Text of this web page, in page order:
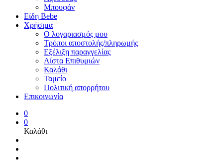
Μπουφάν
Είδη Bebe
Χρήσιμα
Ο λογαριασμός μου
Τρόποι αποστολής/πληρωμής
Εξέλιξη παραγγελίας
Λίστα Επιθυμιών
Καλάθι
Ταμείο
Πολιτική απορρήτου
Επικοινωνία
0
0
Καλάθι